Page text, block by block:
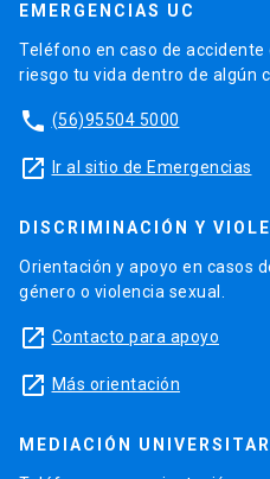
EMERGENCIAS UC
Teléfono en caso de
riesgo tu vida dentro de algún
phone (56)95504 5000
launch Ir al sitio de Emergencias
DISCRIMINACIÓN Y
Orientación y apoyo en casos
género o violencia sexual.
launch Contacto para apoyo
launch Más orientación
MEDIACIÓN